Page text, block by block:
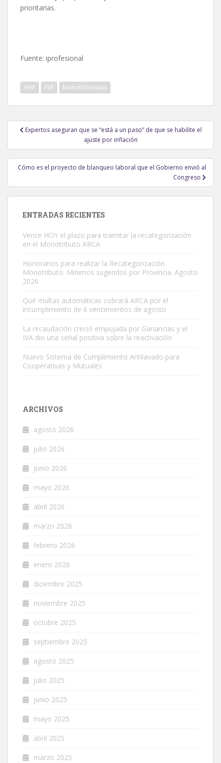
prioritarias.
Fuente: iprofesional
AFIP FMI Monotributistas
Navegación
entradas
Expertos aseguran que se “está a un paso” de que se habilite el
ajuste por inflación
Cómo es el proyecto de blanqueo laboral que el Gobierno envió al
Congreso
ENTRADAS RECIENTES
Vence HOY el plazo para tramitar la recategorización
en el Monotributo ARCA
Honorarios para realizar la Recategorización
Monotributo. Mínimos sugeridos por Provincia. Agosto
2026
Qué multas automáticas cobrará ARCA por el
incumplimiento de 6 vencimientos de agosto
La recaudación creció empujada por Ganancias y el
IVA dio una señal positiva sobre la reactivación
Nuevo Sistema de Cumplimiento Antilavado para
Cooperativas y Mutuales
ARCHIVOS
agosto 2026
julio 2026
junio 2026
mayo 2026
abril 2026
marzo 2026
febrero 2026
enero 2026
diciembre 2025
noviembre 2025
octubre 2025
septiembre 2025
agosto 2025
julio 2025
junio 2025
mayo 2025
abril 2025
marzo 2025